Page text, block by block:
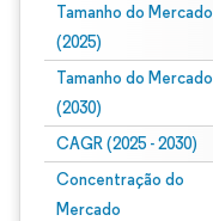
Tamanho do Mercado
(2025)
Tamanho do Mercado
(2030)
CAGR (2025 - 2030)
Concentração do
Mercado